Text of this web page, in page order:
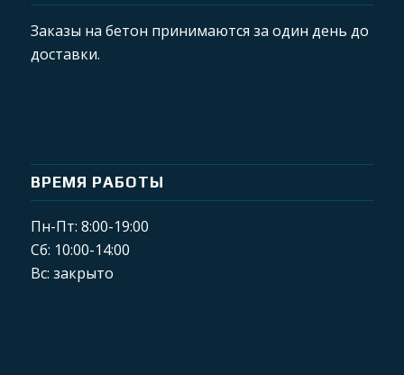
Заказы на бетон принимаются за один день до
доставки.
ВРЕМЯ РАБОТЫ
Пн-Пт: 8:00-19:00
Сб: 10:00-14:00
Вс: закрыто